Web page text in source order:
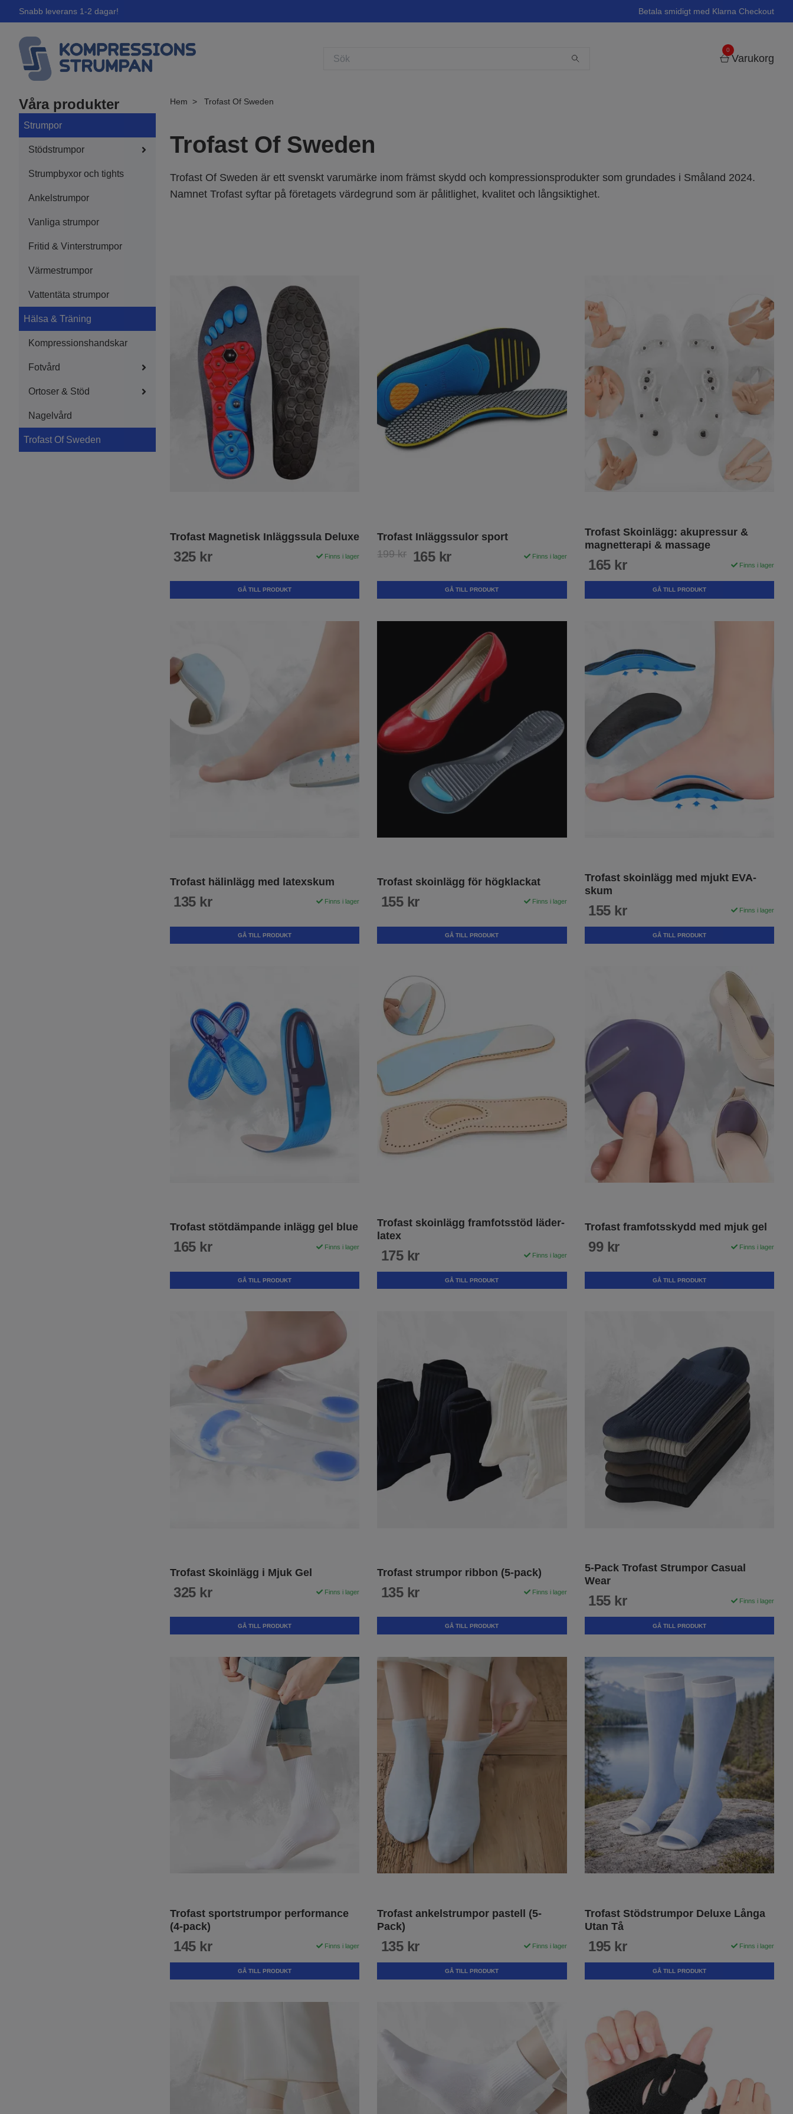
Snabb leverans 1-2 dagar! Betala smidigt med Klarna Checkout
0
Varukorg
Våra produkter
Strumpor
Stödstrumpor
Strumpbyxor och tights
Ankelstrumpor
Vanliga strumpor
Fritid & Vinterstrumpor
Värmestrumpor
Vattentäta strumpor
Hälsa & Träning
Kompressionshandskar
Fotvård
Ortoser & Stöd
Nagelvård
Trofast Of Sweden
Hem Trofast Of Sweden
Trofast Of Sweden
Trofast Of Sweden är ett svenskt varumärke inom främst skydd och kompressionsprodukter som grundades i Småland 2024.
Namnet Trofast syftar på företagets värdegrund som är pålitlighet, kvalitet och långsiktighet.
Trofast Magnetisk Inläggssula Deluxe
325 kr Finns i lager
GÅ TILL PRODUKT
Trofast Inläggssulor sport
199 kr 165 kr Finns i lager
GÅ TILL PRODUKT
Trofast Skoinlägg: akupressur &
magnetterapi & massage
165 kr Finns i lager
GÅ TILL PRODUKT
Trofast hälinlägg med latexskum
135 kr Finns i lager
GÅ TILL PRODUKT
Trofast skoinlägg för högklackat
155 kr Finns i lager
GÅ TILL PRODUKT
Trofast skoinlägg med mjukt EVA-
skum
155 kr Finns i lager
GÅ TILL PRODUKT
Trofast stötdämpande inlägg gel blue
165 kr Finns i lager
GÅ TILL PRODUKT
Trofast skoinlägg framfotsstöd läder-
latex
175 kr Finns i lager
GÅ TILL PRODUKT
Trofast framfotsskydd med mjuk gel
99 kr Finns i lager
GÅ TILL PRODUKT
Trofast Skoinlägg i Mjuk Gel
325 kr Finns i lager
GÅ TILL PRODUKT
Trofast strumpor ribbon (5-pack)
135 kr Finns i lager
GÅ TILL PRODUKT
5-Pack Trofast Strumpor Casual
Wear
155 kr Finns i lager
GÅ TILL PRODUKT
Trofast sportstrumpor performance
(4-pack)
145 kr Finns i lager
GÅ TILL PRODUKT
Trofast ankelstrumpor pastell (5-
Pack)
135 kr Finns i lager
GÅ TILL PRODUKT
Trofast Stödstrumpor Deluxe Långa
Utan Tå
195 kr Finns i lager
GÅ TILL PRODUKT